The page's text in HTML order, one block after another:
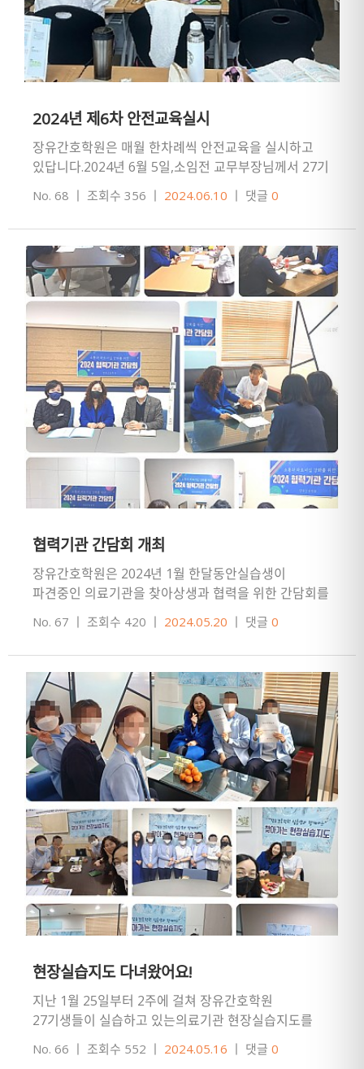
2024년 제6차 안전교육실시
장유간호학원은 매월 한차례씩 안전교육을 실시하고
있답니다.2024년 6월 5일,소임전 교무부장님께서 27기
주간반 수강생을 대상으로 안전교육을 실시했습니다.
교육내용: 건물 비상대피…
No. 68 ㅣ 조회수 356 ㅣ 2024.06.10 ㅣ 댓글 0
협력기관 간담회 개최
장유간호학원은 2024년 1월 한달동안실습생이
파견중인 의료기관을 찾아상생과 협력을 위한 간담회를
개최했습니다.본원에서는 원장님과 교무부장님이
간담회에 참석하였고협력기관에서는 간호…
No. 67 ㅣ 조회수 420 ㅣ 2024.05.20 ㅣ 댓글 0
현장실습지도 다녀왔어요!
지난 1월 25일부터 2주에 걸쳐 장유간호학원
27기생들이 실습하고 있는의료기관 현장실습지도를
다녀왔습니다.원장님과 교무부장님이 의료기관
실습지를 2주간 순회하며실습생들의 고충도 …
No. 66 ㅣ 조회수 552 ㅣ 2024.05.16 ㅣ 댓글 0